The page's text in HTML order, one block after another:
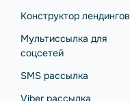
Конструктор лендингов
Мультиссылка для
соцсетей
SMS рассылка
Viber рассылка